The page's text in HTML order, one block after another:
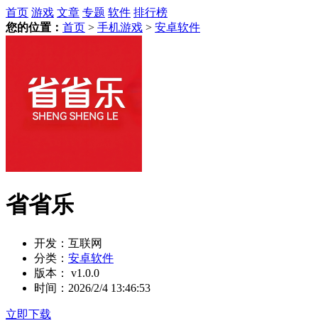
首页 游戏 文章 专题 软件 排行榜
您的位置： 首页 > 手机游戏 > 安卓软件
省省乐
开发： 互联网
分类： 安卓软件
版本：
v1.0.0
时间： 2026/2/4 13:46:53
立即下载